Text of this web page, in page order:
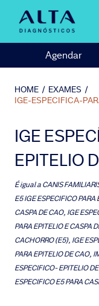
Agendar
HOME / EXAMES /
IGE-ESPECIFICA-
IGE
EPITELIO
É igual aCANIS
E5 IGE ESPECIFICO
CASPA DE CAO, IGE
PARA EPITELIO E CASPA
CACHORRO (E5), IGE
PARA EPITELIO DE CAO,
ESPECIFICO- EPITELIO
ESPECIFICO E5 PARA